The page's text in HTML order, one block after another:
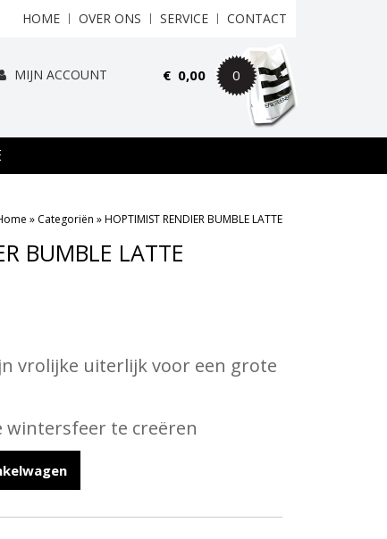
HOME OVER ONS SERVICE CONTACT
MIJN ACCOUNT € 0,00 0
» Categoriën »HOPTIMIST RENDIER BUMBLE LATTE
BUMBLE LATTE
vrolijke uiterlijk voor een grote
wintersfeer te creëren